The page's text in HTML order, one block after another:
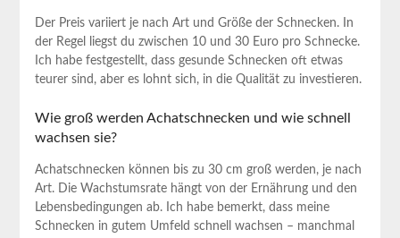
Der Preis variiert je ⁣nach Art und Größe der Schnecken. In
der Regel liegst du zwischen 10 und 30⁣ Euro pro Schnecke. ​
Ich habe festgestellt, dass gesunde Schnecken oft​ etwas
teurer sind, aber es lohnt sich, in‍ die Qualität zu‍ investieren.
Wie groß werden Achatschnecken und wie schnell
wachsen sie?
Achatschnecken können bis ⁣zu 30​ cm groß werden,​ je ⁢nach
Art. Die Wachstumsrate hängt von⁣ der Ernährung und den
Lebensbedingungen ab. Ich habe bemerkt,⁤ dass meine
Schnecken in gutem Umfeld schnell wachsen – manchmal⁢